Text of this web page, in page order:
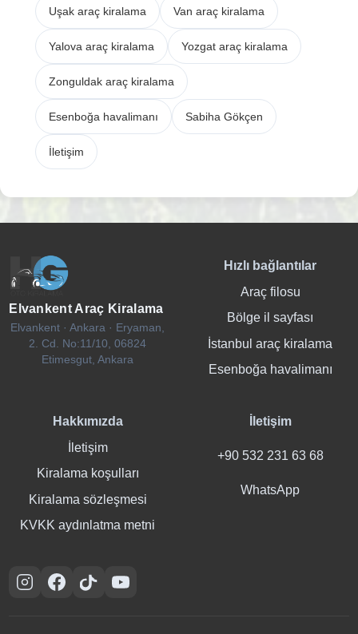
Uşak araç kiralama Van araç kiralama
Yalova araç kiralama Yozgat araç kiralama
Zonguldak araç kiralama
Esenboğa havalimanı Sabiha Gökçen
İletişim
Elvankent Araç Kiralama
Elvankent · Ankara · Eryaman,
2. Cd. No:11/10, 06824
Etimesgut, Ankara
Hızlı bağlantılar
Araç filosu
Bölge il sayfası
İstanbul araç kiralama
Esenboğa havalimanı
Hakkımızda
İletişim
Kiralama koşulları
Kiralama sözleşmesi
KVKK aydınlatma metni
İletişim
+90 532 231 63 68
WhatsApp
InstagramFacebook
TikTokYouTube